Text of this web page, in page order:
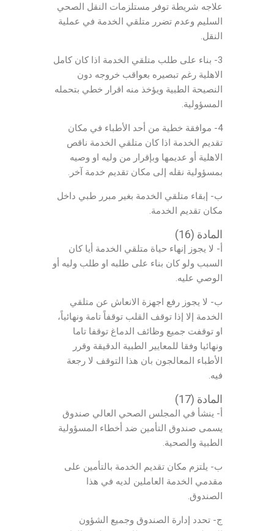
علاجه شريطة توفر مستلزمات النقل الصحي
السليم وعدم تضرر متلقي الخدمة في عملية
النقل.
3- بناء على طلب متلقي الخدمة اذا كان كامل
الاهلية رغم تبصيره بعواقب خروجه دون
النصيحة الطبية ويؤخذ منه اقرار خطي بتحمله
المسؤولية.
4- موافقة خطية من أحد الأطباء في مكان
تقديم الخدمة اذا كان متلقي الخدمة ناقص
الاهلية أو عديمها وبإقرار من وليه او وصيه
بمسؤولية نقله إلى مكان تقديم خدمة آخر.
ب- إبقاء متلقي الخدمة بغير مبرر طبي داخل
مكان تقديم الخدمة.
المادة (16)
أ- لا يجوز إنهاء حياة متلقي الخدمة أيا كان
السبب ولو كان بناء على طلبه او طلب وليه أو
الوصي عليه.
ب- لا يجوز رفع اجهزة الانعاش عن متلقي
الخدمة إلا إذا توقف القلب توقفاً تامة ونهائياً،
او توقفت جميع وظائف الدماغ توقفا تاما
ونهائيا وفقا للمعايير الطبية الدقيقة وقرر
الأطباء المعالجون بان هذا التوقف لا رجعة
فيه.
المادة (17)
أ- ينشأ في المجلس الصحي العالي صندوق
يسمى صندوق التأمين ضد أخطاء المسؤولية
الطبية والصحية.
ب- يلتزم مكان تقديم الخدمة بالتأمين على
مقدمي الخدمة العاملين لديه في هذا
الصندوق.
ج- تحدد إدارة الصندوق وجميع الشؤون